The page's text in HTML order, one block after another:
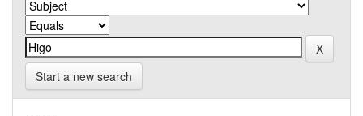
Start a new search